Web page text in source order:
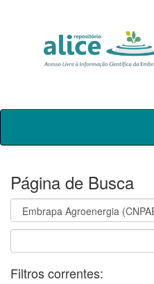
Skip
Página de Busca
Filtros correntes: